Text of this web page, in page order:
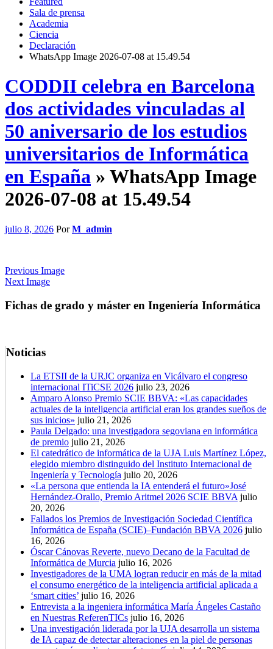
Sala de prensa
Academia
Ciencia
Declaración
WhatsApp Image 2026-07-08 at 15.49.54
CODDII celebra en Barcelona
dos actividades vinculadas al
50 aniversario de los estudios
universitarios de Informática
en España » WhatsApp Image
2026-07-08 at 15.49.54
julio 8, 2026 PorM_admin
Previous Image
Next Image
Fichas de grado y máster en Ingeniería Informática
Noticias
La ETSII de la URJC organiza en Vicálvaro el congreso
internacional ITiCSE 2026 julio 23, 2026
Amparo Alonso Premio SCIE BBVA: «Las capacidades
actuales de la inteligencia artificial eran los grandes sueños de
sus inicios» julio 21, 2026
Paula Delgado: una investigadora segoviana en informática
de premio julio 21, 2026
El catedrático de informática de la UJA Luis Martínez López,
elegido miembro distinguido del Instituto Internacional de
Ingeniería y Tecnología julio 20, 2026
«La persona que entienda la IA entenderá el futuro»José
Hernández-Orallo, Premio Aritmel 2026 SCIE BBVA julio
20, 2026
Fallados los Premios de Investigación Sociedad Científica
Informática de España (SCIE)–Fundación BBVA 2026 julio
16, 2026
Óscar Cánovas Reverte, nuevo Decano de la Facultad de
Informática de Murcia julio 16, 2026
Investigadores de la UMA logran reducir en más de la mitad
el consumo energético de la inteligencia artificial aplicada a
‘smart cities’ julio 16, 2026
Entrevista a la ingeniera informática María Ángeles Castaño
en Nuestras ReferenTICs julio 16, 2026
Una investigación liderada por la UJA desarrolla un sistema
de IA capaz de detectar alteraciones en la piel de personas